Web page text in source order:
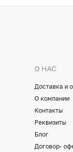
О НАС
Доставка и
О компании
Контакты
Реквизиты
Блог
Договор-